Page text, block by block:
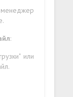
:
или